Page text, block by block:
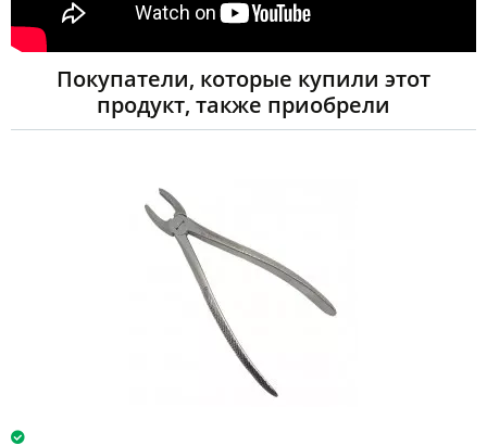
Покупатели, которые купили этот
продукт, также приобрели